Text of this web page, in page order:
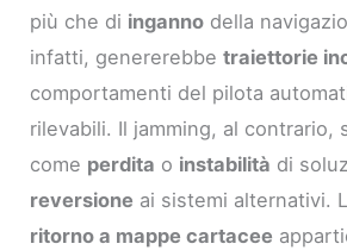
più che di inganno della
infatti, genererebbetraiettorie
comportamenti del pilota
rilevabili. Il jamming, al contrario,
come perdita o instabilità di
reversione ai sistemi alternativi.
ritorno a mappe cartacee